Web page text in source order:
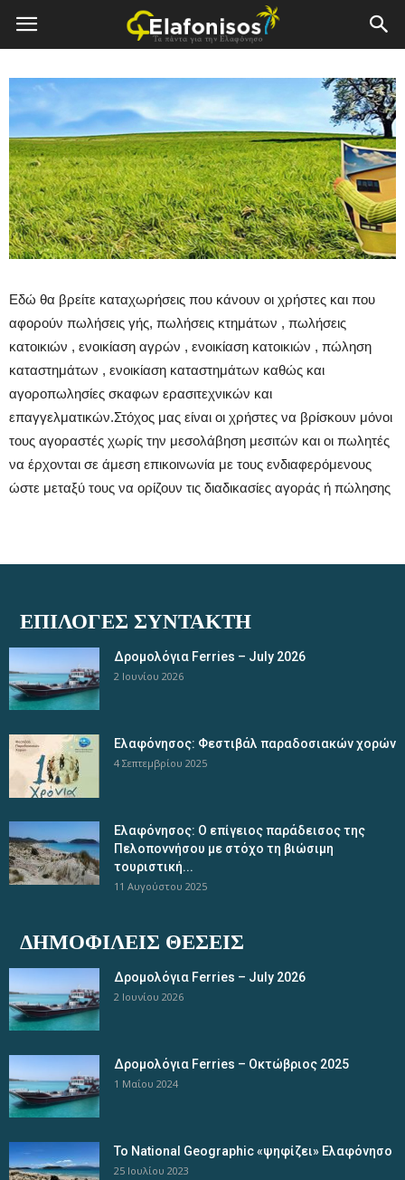
Elafonisos.Gr
Εδώ θα βρείτε καταχωρήσεις που κάνουν οι χρήστες και που
αφορούν πωλήσεις γής, πωλήσεις κτημάτων , πωλήσεις
κατοικιών , ενοικίαση αγρών , ενοικίαση κατοικιών , πώληση
καταστημάτων , ενοικίαση καταστημάτων καθώς και
αγοροπωλησίες σκαφων ερασιτεχνικών και
επαγγελματικών.Στόχος μας είναι οι χρήστες να βρίσκουν μόνοι
τους αγοραστές χωρίς την μεσολάβηση μεσιτών και οι πωλητές
να έρχονται σε άμεση επικοινωνία με τους ενδιαφερόμενους
ώστε μεταξύ τους να ορίζουν τις διαδικασίες αγοράς ή πώλησης
ΕΠΙΛΟΓΈΣ ΣΥΝΤΆΚΤΗ
Δρομολόγια Ferries – July 2026
2 Ιουνίου 2026
Ελαφόνησος: Φεστιβάλ παραδοσιακών χορών
4 Σεπτεμβρίου 2025
Ελαφόνησος: Ο επίγειος παράδεισος της
Πελοποννήσου με στόχο τη βιώσιμη
τουριστική...
11 Αυγούστου 2025
ΔΗΜΟΦΙΛΕΊΣ ΘΈΣΕΙΣ
Δρομολόγια Ferries – July 2026
2 Ιουνίου 2026
Δρομολόγια Ferries – Οκτώβριος 2025
1 Μαΐου 2024
Το National Geographic «ψηφίζει» Ελαφόνησο
25 Ιουλίου 2023